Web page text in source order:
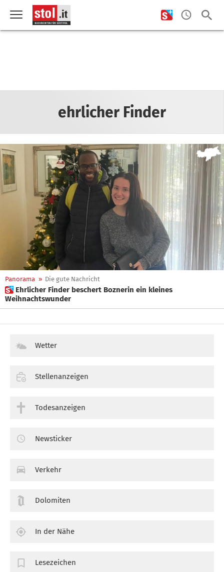
ehrlicher Finder
Panorama » Die gute Nachricht
 Ehrlicher Finder beschert Boznerin ein kleines
Weihnachtswunder
Wetter
Stellenanzeigen
Todesanzeigen
Newsticker
Verkehr
Dolomiten
In der Nähe
Lesezeichen